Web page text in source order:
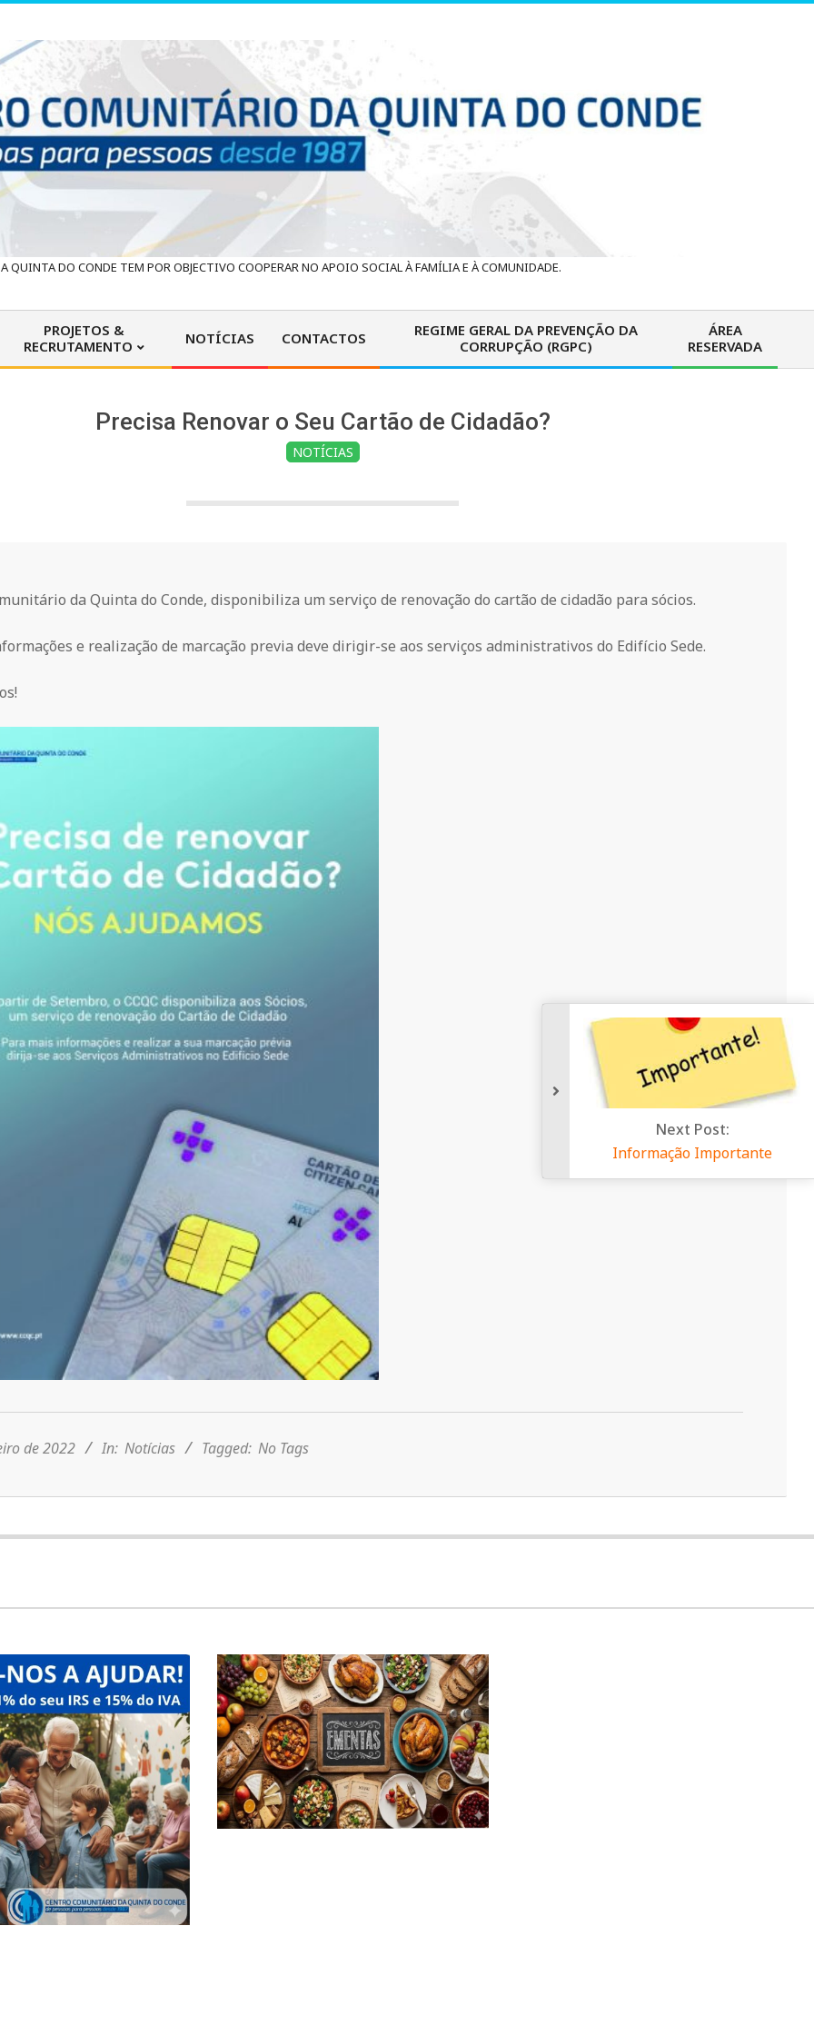
QUINTA DO CONDE TEM POR OBJECTIVO COOPERAR NO APOIO SOCIAL À FAMÍLIA E À COMUNIDADE.
Primary
Navigation
PROJETOS &
RECRUTAMENTO
NOTÍCIAS CONTACTOS
REGIME GERAL DA PREVENÇÃO DA
CORRUPÇÃO (RGPC)
ÁREA
RESERVADA
Precisa Renovar o Seu Cartão de Cidadão?
NOTÍCIAS
da Quinta do Conde, disponibiliza um serviço de renovação do cartão de cidadão para sócios.
e realização de marcação previa deve dirigir-se aos serviços administrativos do Edifício Sede.
de 2022 In: Notícias Tagged: No Tags
Next Post:
Informação Importante